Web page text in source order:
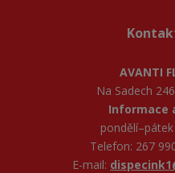
AVANTI
Na Sadech
Informace
Telefon: 267
E-mail: